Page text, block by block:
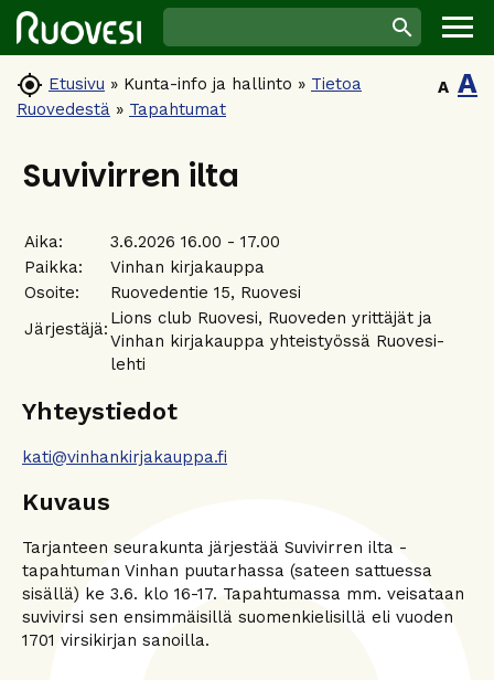
 Etusivu » Kunta-info ja hallinto » Tietoa
Ruovedestä » Tapahtumat
A A
Suvivirren ilta
Aika:
3.6.2026 16.00 - 17.00
Paikka:
Vinhan kirjakauppa
Osoite:
Ruovedentie 15, Ruovesi
Järjestäjä:
Lions club Ruovesi, Ruoveden yrittäjät ja
Vinhan kirjakauppa yhteistyössä Ruovesi-
lehti
Yhteystiedot
kati@vinhankirjakauppa.fi
Kuvaus
Tarjanteen seurakunta järjestää Suvivirren ilta -
tapahtuman Vinhan puutarhassa (sateen sattuessa
sisällä) ke 3.6. klo 16-17. Tapahtumassa mm. veisataan
suvivirsi sen ensimmäisillä suomenkielisillä eli vuoden
1701 virsikirjan sanoilla.